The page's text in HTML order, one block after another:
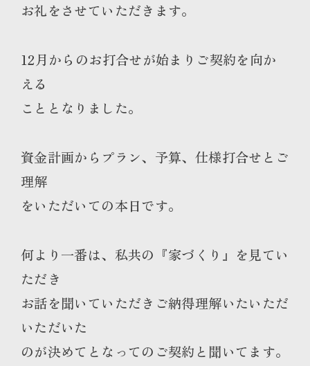
お礼をさせていただきます。
12月からのお打合せが始まりご契約を向か
える
こととなりました。
資金計画からプラン、予算、仕様打合せとご
理解
をいただいての本日です。
何より一番は、私共の『家づくり』を見てい
ただき
お話を聞いていただきご納得理解いたいただ
いただいた
のが決めてとなってのご契約と聞いてます。